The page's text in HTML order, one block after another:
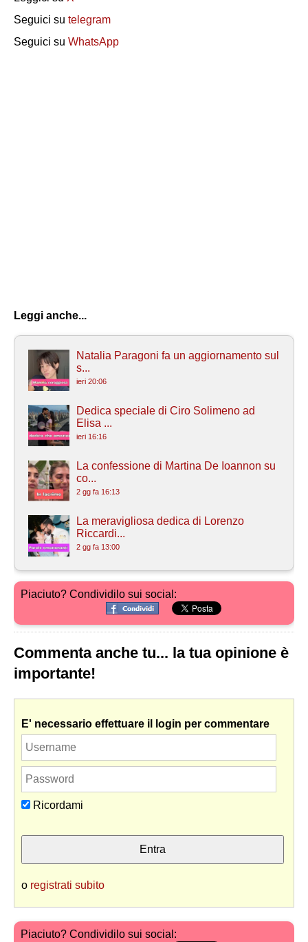
Seguici su telegram
Seguici su WhatsApp
Leggi anche...
Natalia Paragoni fa un aggiornamento sul
s...
ieri 20:06
Dedica speciale di Ciro Solimeno ad
Elisa ...
ieri 16:16
La confessione di Martina De Ioannon su
co...
2 gg fa 16:13
La meravigliosa dedica di Lorenzo
Riccardi...
2 gg fa 13:00
Piaciuto? Condividilo sui social:
Commenta anche tu... la tua opinione è
importante!
E' necessario effettuare il login per commentare
Ricordami
o registrati subito
Piaciuto? Condividilo sui social: